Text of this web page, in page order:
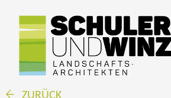
ZURÜCK